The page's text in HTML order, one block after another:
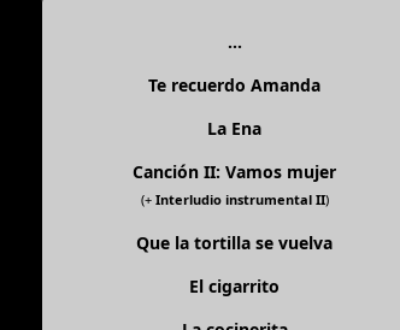
...
Te recuerdo Amanda
La Ena
Canción II: Vamos mujer
(+ Interludio instrumental II)
Que la tortilla se vuelva
El cigarrito